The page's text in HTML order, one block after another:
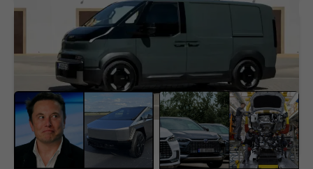
Tesla priznala vážnu
chybu Cybertrucku.
Majiteľom vráti peniaze
a predlžuje záruku
Čína úplne ovládla
autopriemysel. Tri
známe značky porazili
slávne svetové mená